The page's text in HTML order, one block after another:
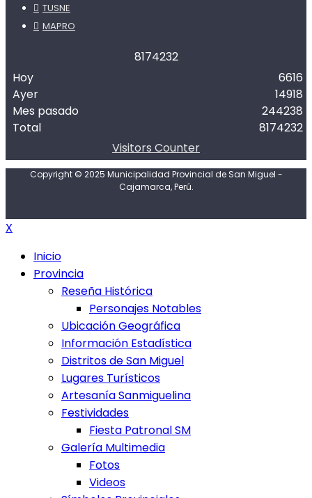
TUSNE
MAPRO
8174232
Hoy
Ayer
Mes pasado
Total
6616
14918
244238
8174232
Visitors Counter
Copyright © 2025 Municipalidad Provincial de San Miguel -
Cajamarca, Perú.
X
Inicio
Provincia
Reseña Histórica
Personajes Notables
Ubicación Geográfica
Información Estadística
Distritos de San Miguel
Lugares Turísticos
Artesanía Sanmiguelina
Festividades
Fiesta Patronal SM
Galería Multimedia
Fotos
Videos